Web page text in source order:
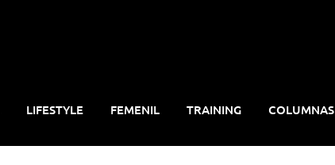
LIFESTYLE FEMENIL TRAINING COLUMNAS